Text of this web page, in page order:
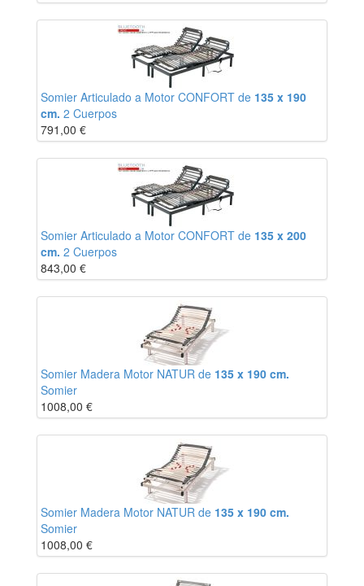
Somier Articulado a Motor CONFORT de 135 x 190
cm. 2 Cuerpos
791,00 €
Somier Articulado a Motor CONFORT de 135 x 200
cm. 2 Cuerpos
843,00 €
Somier Madera Motor NATUR de 135 x 190 cm.
Somier
1008,00 €
Somier Madera Motor NATUR de 135 x 190 cm.
Somier
1008,00 €